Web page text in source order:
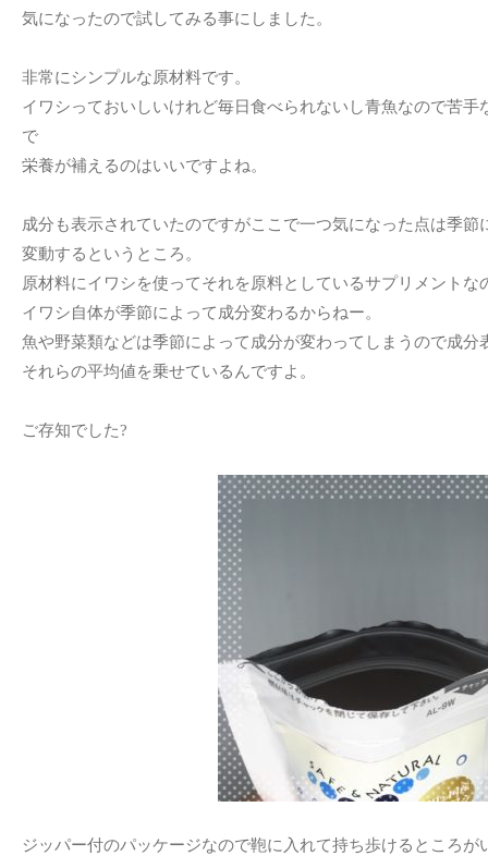
気になったので試してみる事にしました。
非常にシンプルな原材料です。
イワシっておいしいけれど毎日食べられないし青魚なので苦
で
栄養が補えるのはいいですよね。
成分も表示されていたのですがここで一つ気になった点は季節
変動するというところ。
原材料にイワシを使ってそれを原料としているサプリメントな
イワシ自体が季節によって成分変わるからねー。
魚や野菜類などは季節によって成分が変わってしまうので成分
それらの平均値を乗せているんですよ。
ご存知でした?
ジッパー付のパッケージなので鞄に入れて持ち歩けるところが